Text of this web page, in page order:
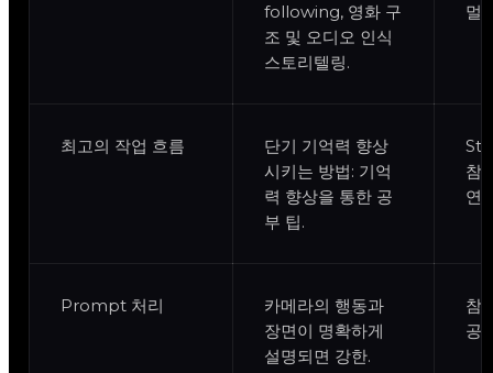
following, 영화 구
조 및 오디오 인식
스토리텔링.
멀
최고의 작업 흐름
단기 기억력 향상
시키는 방법: 기억
력 향상을 통한 공
부 팁.
참
연
Prompt 처리
카메라의 행동과
장면이 명확하게
설명되면 강한.
참
공